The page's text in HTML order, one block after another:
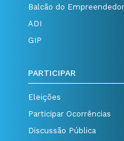
Balcão do Empreendedor
ADI
GIP
PARTICIPAR
Eleições
Participar Ocorrências
Discussão Pública